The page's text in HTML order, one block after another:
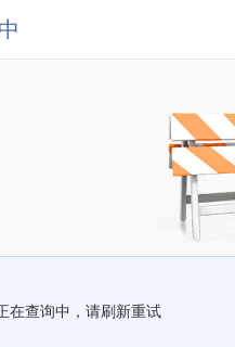
在查询中，请刷新重试